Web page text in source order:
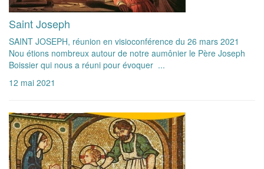
Saint Joseph
SAINT JOSEPH, réunion en visioconférence du 26 mars 2021
Nou étions nombreux autour de notre aumônier le Père Joseph
Boissier qui nous a réuni pour évoquer ...
12 mai 2021